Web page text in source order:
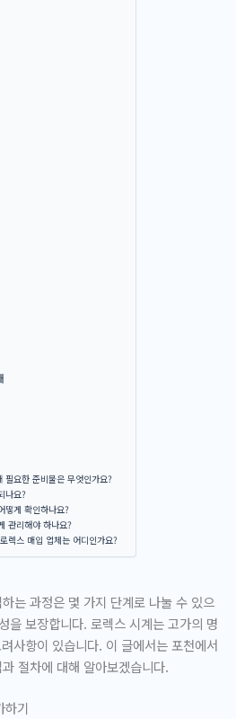
필요한 준비물은 무엇인가요?
나요?
떻게 확인하나요?
관리해야 하나요?
렉스 매입 업체는 어디인가요?
는 과정은 몇 가지 단계로 나눌 수 있으
을 보장합니다. 로렉스 시계는 고가의 명
사항이 있습니다. 이 글에서는 포천에서
절차에 대해 알아보겠습니다.
하기